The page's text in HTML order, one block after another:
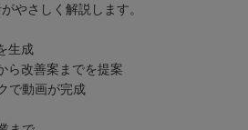
やさしく解説します。
生成
ら改善案までを提案
で動画が完成